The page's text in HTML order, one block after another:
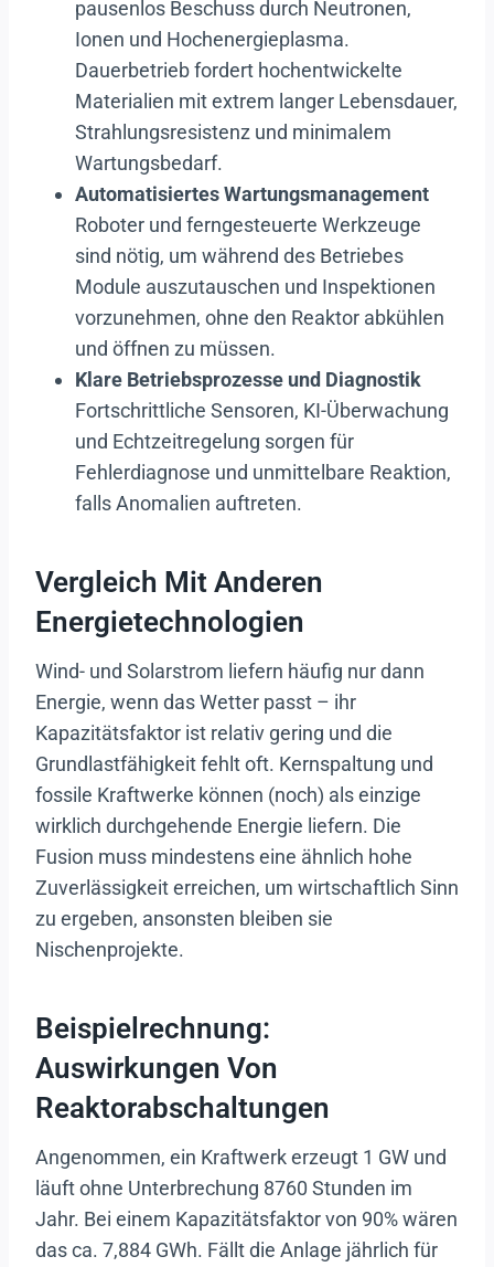
pausenlos Beschuss durch Neutronen,
Ionen und Hochenergieplasma.
Dauerbetrieb fordert hochentwickelte
Materialien mit extrem langer Lebensdauer,
Strahlungsresistenz und minimalem
Wartungsbedarf.
Automatisiertes Wartungsmanagement
Roboter und ferngesteuerte Werkzeuge
sind nötig, um während des Betriebes
Module auszutauschen und Inspektionen
vorzunehmen, ohne den Reaktor abkühlen
und öffnen zu müssen.
Klare Betriebsprozesse und Diagnostik
Fortschrittliche Sensoren, KI-Überwachung
und Echtzeitregelung sorgen für
Fehlerdiagnose und unmittelbare Reaktion,
falls Anomalien auftreten.
Vergleich Mit Anderen
Energietechnologien
Wind- und Solarstrom liefern häufig nur dann
Energie, wenn das Wetter passt – ihr
Kapazitätsfaktor ist relativ gering und die
Grundlastfähigkeit fehlt oft. Kernspaltung und
fossile Kraftwerke können (noch) als einzige
wirklich durchgehende Energie liefern. Die
Fusion muss mindestens eine ähnlich hohe
Zuverlässigkeit erreichen, um wirtschaftlich Sinn
zu ergeben, ansonsten bleiben sie
Nischenprojekte.
Beispielrechnung:
Auswirkungen Von
Reaktorabschaltungen
Angenommen, ein Kraftwerk erzeugt 1 GW und
läuft ohne Unterbrechung 8760 Stunden im
Jahr. Bei einem Kapazitätsfaktor von 90% wären
das ca. 7,884 GWh. Fällt die Anlage jährlich für